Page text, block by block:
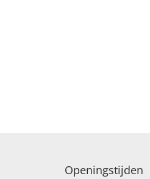
Openingstijden